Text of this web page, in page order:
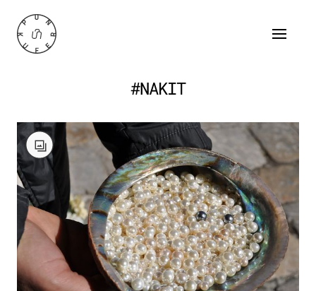
#NAKIT